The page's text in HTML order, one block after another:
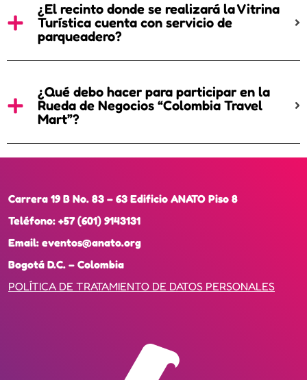
¿El recinto donde se realizará la Vitrina
Turística cuenta con servicio de
parqueadero?
¿Qué debo hacer para participar en la
Rueda de Negocios “Colombia Travel
Mart”?
Carrera 19 B No. 83 – 63 Edificio ANATO Piso 8
Teléfono: +57 (601) 9143131
Email: eventos@anato.org
Bogotá D.C. – Colombia
POLÍTICA DE TRATAMIENTO DE DATOS PERSONALES